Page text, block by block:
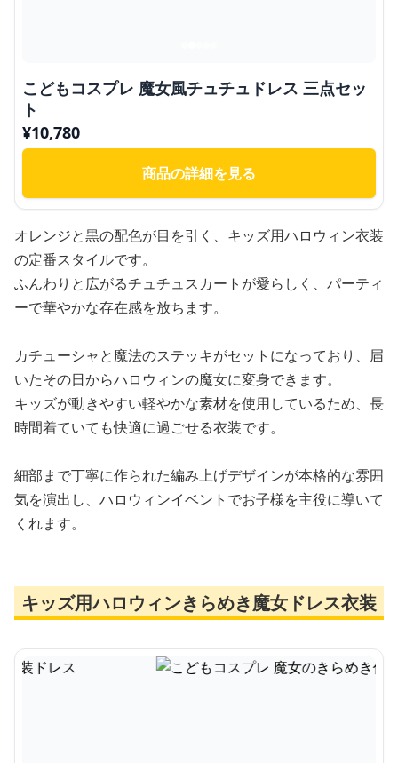
こどもコスプレ 魔女風チュチュドレス 三点セッ
ト
¥10,780
商品の詳細を見る
オレンジと黒の配色が目を引く、キッズ用ハロウィン衣装
の定番スタイルです。
ふんわりと広がるチュチュスカートが愛らしく、パーティ
ーで華やかな存在感を放ちます。
カチューシャと魔法のステッキがセットになっており、届
いたその日からハロウィンの魔女に変身できます。
キッズが動きやすい軽やかな素材を使用しているため、長
時間着ていても快適に過ごせる衣装です。
細部まで丁寧に作られた編み上げデザインが本格的な雰囲
気を演出し、ハロウィンイベントでお子様を主役に導いて
くれます。
キッズ用ハロウィンきらめき魔女ドレス衣装